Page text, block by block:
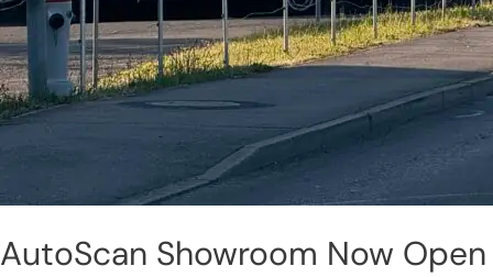
AutoScan Showroom Now